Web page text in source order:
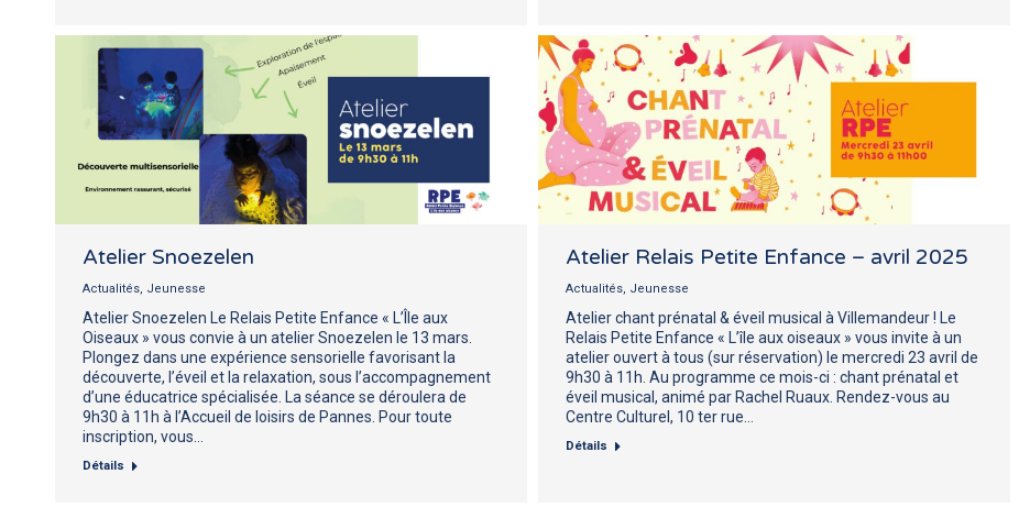
Atelier Snoezelen
Actualités Jeunesse
Atelier Snoezelen Le Relais Petite Enfance « L’Île aux
Oiseaux » vous convie à un atelier Snoezelen le 13 mars.
Plongez dans une expérience sensorielle favorisant la
découverte, l’éveil et la relaxation, sous l’accompagnement
d’une éducatrice spécialisée. La séance se déroulera de
9h30 à 11h à l’Accueil de loisirs de Pannes. Pour toute
inscription, vous…
Détails
Atelier Relais Petite Enfance – avril 2025
Actualités Jeunesse
Atelier chant prénatal & éveil musical à Villemandeur ! Le
Relais Petite Enfance « L’île aux oiseaux » vous invite à un
atelier ouvert à tous (sur réservation) le mercredi 23 avril de
9h30 à 11h. Au programme ce mois-ci : chant prénatal et
éveil musical, animé par Rachel Ruaux. Rendez-vous au
Centre Culturel, 10 ter rue…
Détails